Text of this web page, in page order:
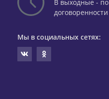
В выходные - по
договоренности
Мы в социальных сетях: